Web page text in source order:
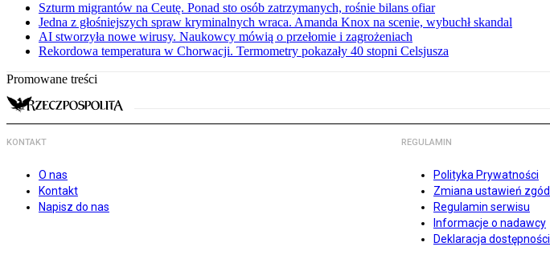
Szturm migrantów na Ceutę. Ponad sto osób zatrzymanych, rośnie bilans ofiar
Jedna z głośniejszych spraw kryminalnych wraca. Amanda Knox na scenie, wybuchł skandal
AI stworzyła nowe wirusy. Naukowcy mówią o przełomie i zagrożeniach
Rekordowa temperatura w Chorwacji. Termometry pokazały 40 stopni Celsjusza
Promowane treści
KONTAKT
O nas
Kontakt
Napisz do nas
REGULAMIN
Polityka Prywatności
Zmiana ustawień zgód
Regulamin serwisu
Informacje o nadawcy
Deklaracja dostępności